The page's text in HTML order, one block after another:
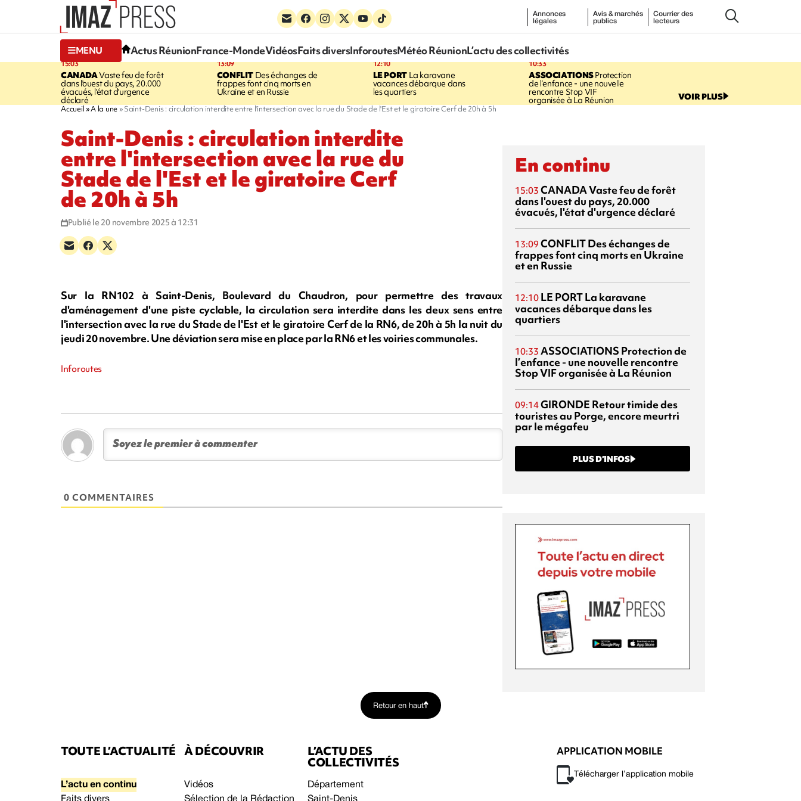
Annonces
légales
Avis & marchés
publics
Courrier des
lecteurs
MENU Actus RéunionFrance-MondeVidéosFaits diversInforoutesMétéo RéunionL’actu des collectivités
15:03
CANADAVaste feu de forêt
dans l'ouest du pays, 20.000
évacués, l'état d'urgence
déclaré
13:09
CONFLIT Des échanges de
frappes font cinq morts en
Ukraine et en Russie
12:10
LE PORTLa karavane
vacances débarque dans
les quartiers
10:33
ASSOCIATIONSProtection
de l’enfance - une nouvelle
rencontre Stop VIF
organisée à La Réunion VOIR PLUS
Accueil A la une Saint-Denis : circulation interdite entre l'intersection avec la rue du Stade de l'Est et le giratoire Cerf de 20h à 5h
Saint-Denis : circulation interdite
entre l'intersection avec la rue du
Stade de l'Est et le giratoire Cerf
de 20h à 5h
Publié le 20 novembre 2025 à 12:31
Sur la RN102 à Saint-Denis, Boulevard du Chaudron, pour permettre des travaux
d'aménagement d'une piste cyclable, la circulation sera interdite dans les deux sens entre
l'intersection avec la rue du Stade de l'Est et le giratoire Cerf de la RN6, de 20h à 5h la nuit du
jeudi 20 novembre. Une déviation sera mise en place par la RN6 et les voiries communales.
Inforoutes
0 COMMENTAIRES
En continu
15:03 CANADAVaste feu de forêt
dans l'ouest du pays, 20.000
évacués, l'état d'urgence déclaré
13:09 CONFLITDes échanges de
frappes font cinq morts en Ukraine
et en Russie
12:10 LE PORTLa karavane
vacances débarque dans les
quartiers
10:33 ASSOCIATIONS Protection de
l’enfance - une nouvelle rencontre
Stop VIF organisée à La Réunion
09:14GIRONDE Retour timide des
touristes au Porge, encore meurtri
par le mégafeu
PLUS D’INFOS
Retour en haut
TOUTE L’ACTUALITÉ
L’actu en continu
À DÉCOUVRIR
Vidéos
L’ACTU DES
COLLECTIVITÉS
Département
APPLICATION MOBILE
Télécharger l’application mobile